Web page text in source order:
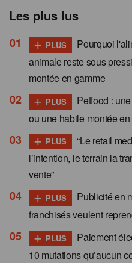
Les plus lus
+ PLUS
Pourquoi
animale reste sous
montée en gamme
+ PLUS
Petfood :
ou une habile montée
+ PLUS
“Le retail
l’intention, le terrain la
vente”
+ PLUS
Publicité en
franchisés veulent
+ PLUS
Paiement
10 mutations qu’aucun